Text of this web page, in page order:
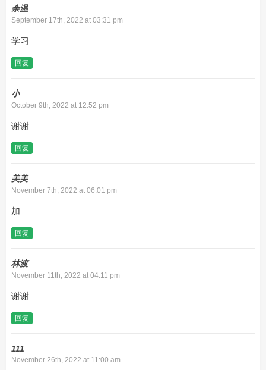
余温
September 17th, 2022 at 03:31 pm
学习
回复
小
October 9th, 2022 at 12:52 pm
谢谢
回复
美美
November 7th, 2022 at 06:01 pm
加
回复
林渡
November 11th, 2022 at 04:11 pm
谢谢
回复
111
November 26th, 2022 at 11:00 am